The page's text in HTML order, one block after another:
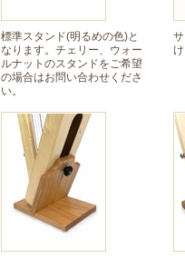
標準スタンド(明るめの色)と
なります。チェリー、ウォー
ルナットのスタンドをご希望
の場合はお問い合わせくださ
い。